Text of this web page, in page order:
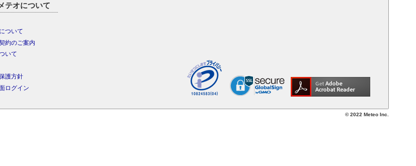
テオについて
ついて
約のご案内
いて
護方針
ログイン
© 2022 Meteo Inc.